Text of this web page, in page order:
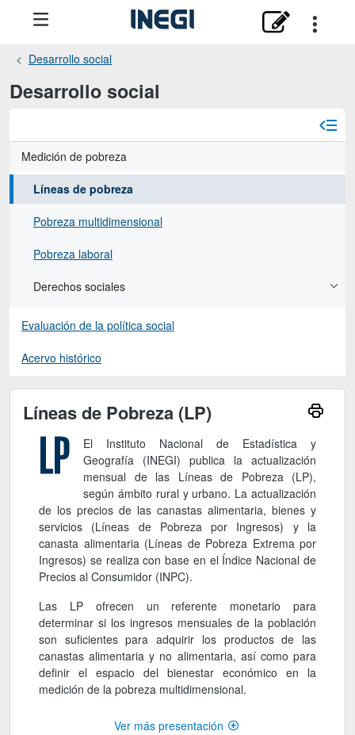
Desarrollo social
Desarrollo social
Medición de pobreza
Líneas de pobreza
Pobreza multidimensional
Pobreza laboral
Derechos sociales
Evaluación de la política social
Acervo histórico
Líneas de Pobreza (LP)
El Instituto Nacional de Estadística y
Geografía (INEGI) publica la actualización
mensual de las Líneas de Pobreza (LP),
según ámbito rural y urbano. La actualización
de los precios de las canastas alimentaria, bienes y
servicios (Líneas de Pobreza por Ingresos) y la
canasta alimentaria (Líneas de Pobreza Extrema por
Ingresos) se realiza con base en el Índice Nacional de
Precios al Consumidor (INPC).
Las LP ofrecen un referente monetario para
determinar si los ingresos mensuales de la población
son suficientes para adquirir los productos de las
canastas alimentaria y no alimentaria, así como para
definir el espacio del bienestar económico en la
medición de la pobreza multidimensional.
Ver más presentación